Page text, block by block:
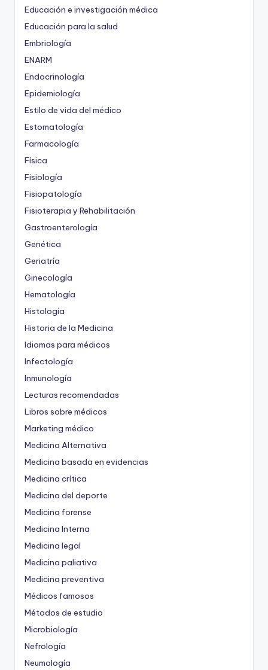
Educación e investigación médica
Educación para la salud
Embriología
ENARM
Endocrinología
Epidemiología
Estilo de vida del médico
Estomatología
Farmacología
Física
Fisiología
Fisiopatología
Fisioterapia y Rehabilitación
Gastroenterología
Genética
Geriatría
Ginecología
Hematología
Histología
Historia de la Medicina
Idiomas para médicos
Infectología
Inmunología
Lecturas recomendadas
Libros sobre médicos
Marketing médico
Medicina Alternativa
Medicina basada en evidencias
Medicina crítica
Medicina del deporte
Medicina forense
Medicina Interna
Medicina legal
Medicina paliativa
Medicina preventiva
Médicos famosos
Métodos de estudio
Microbiología
Nefrología
Neumología